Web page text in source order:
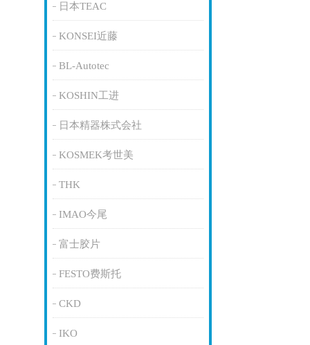
日本TEAC
KONSEI近藤
BL-Autotec
KOSHIN工进
日本精器株式会社
KOSMEK考世美
THK
IMAO今尾
富士胶片
FESTO费斯托
CKD
IKO